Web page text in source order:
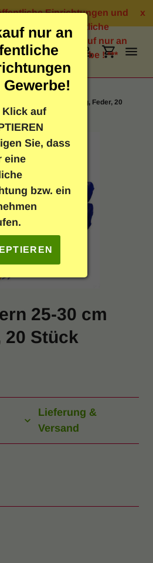
nur an
Gewerbe!
Klick auf
Sie, dass
eine
bzw. ein
Einrichtungen und
nur an öffentliche
! *** Verkauf nur an
und Gewerbe ! ***
x
SuchenEinloggen
25-30 cm lang, Feder, 20
25-30 cm
20 Stück
Lieferung &
Versand